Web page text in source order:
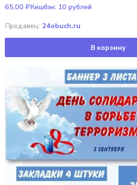
65,00 ₽Кешбэк: 10 рублей
Продавец: 24obuch.ru
В корзину